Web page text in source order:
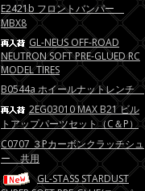
E2421b フロントバンパー
MBX8
GL-NEUS OFF-ROAD
NEUTRON SOFT PRE-GLUED RC
MODEL TIRES
B0544a ホイールナットレンチ
2EG03010 MAX B21 ビル
トアップパーツセット（C＆P）
C0707 ３Pカーボンクラッチシュ
ー 共用
GL-STASS STARDUST